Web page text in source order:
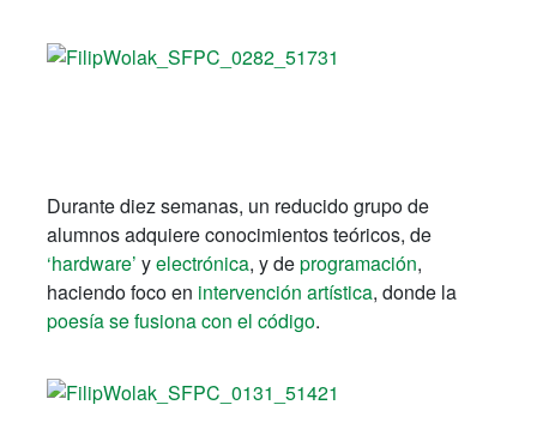
Durante diez semanas, un reducido grupo de
alumnos adquiere conocimientos teóricos, de
‘hardware’ yelectrónica, y deprogramación,
haciendo foco en intervención artística, donde la
poesía se fusiona con el código.